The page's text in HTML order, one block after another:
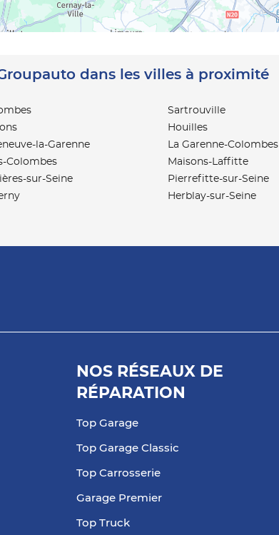
dans les villes à proximité
la-Garenne
Colombes
sur-Seine
Sartrouville
Houilles
La Garenne-Colombes
Maisons-Laffitte
Pierrefitte-sur-Seine
Herblay-sur-Seine
NOS RÉSEAUX DE
RÉPARATION
Top Garage
Top Garage Classic
Top Carrosserie
Garage Premier
Top Truck